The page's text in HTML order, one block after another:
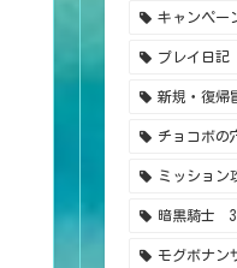
キャンペー
プレイ日記
新規・復帰
チョコボの
ミッション
暗黒騎士
モグボナン